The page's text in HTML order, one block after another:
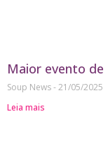
Maior evento
Soup News 21/05/2025
Leia mais